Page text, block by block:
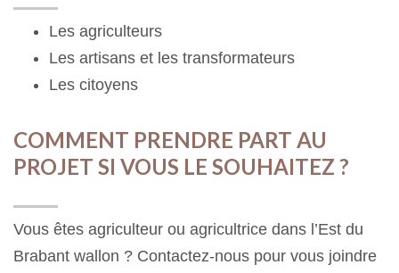
Les agriculteurs
Les artisans et les transformateurs
Les citoyens
COMMENT PRENDRE PART AU
PROJET SI VOUS LE SOUHAITEZ ?
Vous êtes agriculteur ou agricultrice dans l’Est du
Brabant wallon ? Contactez-nous pour vous joindre